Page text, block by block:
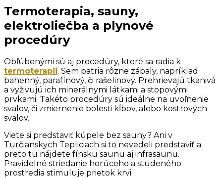
Termoterapia, sauny,
elektroliečba a plynové
procedúry
Obľúbenými sú aj procedúry, ktoré sa radia k
termoterapii. Sem patria rôzne zábaly, napríklad
bahenný, parafínový, či rašelinový. Prehrievajú tkanivá
a vyživujú ich minerálnymi látkami a stopovými
prvkami. Takéto procedúry sú ideálne na uvoľnenie
svalov, či zmiernenie bolesti kĺbov, alebo kostrových
svalov.
Viete si predstaviť kúpele bez sauny? Ani v
Turčianskych Tepliciach si to nevedeli predstaviť a
preto tu nájdete fínsku saunu aj infrasaunu.
Pravidelné striedanie horúceho a studeného
prostredia stimuluje prietok krvi.